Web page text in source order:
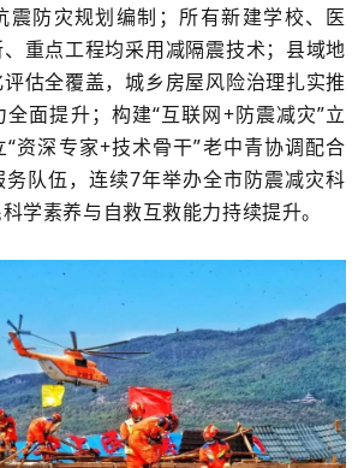
震防灾规划编制；所有新建学校、医
重点工程均采用减隔震技术；县域地
估全覆盖，城乡房屋风险治理扎实推
面提升；构建“互联网+防震减灾”立
资深专家+技术骨干”老中青协调配合
队伍，连续7年举办全市防震减灾科
学素养与自救互救能力持续提升。